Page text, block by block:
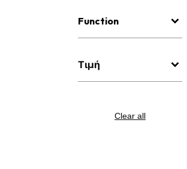
Function
Τιμή
Clear all